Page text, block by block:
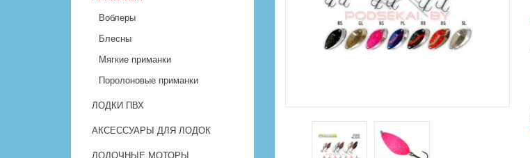
Воблеры
Блесны
Мягкие приманки
Поролоновые приманки
ЛОДКИ ПВХ
АКСЕССУАРЫ ДЛЯ ЛОДОК
ЛОДОЧНЫЕ МОТОРЫ